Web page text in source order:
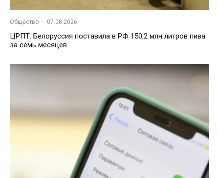
Общество · 07.08.2026
ЦРПТ: Белоруссия поставила в РФ 150,2 млн литров пива
за семь месяцев